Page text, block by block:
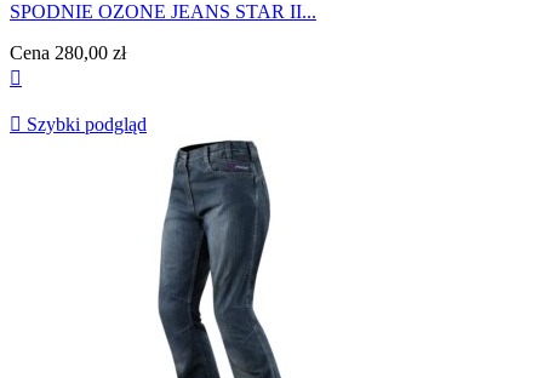
SPODNIE OZONE JEANS STAR II...
Cena 280,00 zł

 Szybki podgląd